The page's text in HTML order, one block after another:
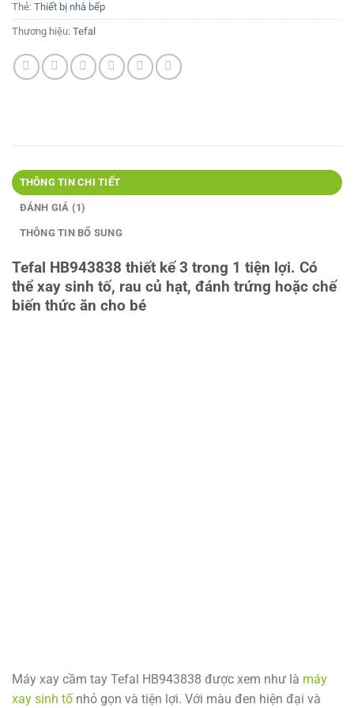
Thẻ: Thiết bị nhà bếp
Thương hiệu: Tefal
THÔNG TIN CHI TIẾT
ĐÁNH GIÁ (1)
THÔNG TIN BỔ SUNG
Tefal HB943838 thiết kế 3 trong 1 tiện lợi. Có
thể xay sinh tố, rau củ hạt, đánh trứng hoặc chế
biến thức ăn cho bé
Máy xay cầm tay Tefal HB943838 được xem như là máy
xay sinh tố nhỏ gọn và tiện lợi. Với màu đen hiện đại và